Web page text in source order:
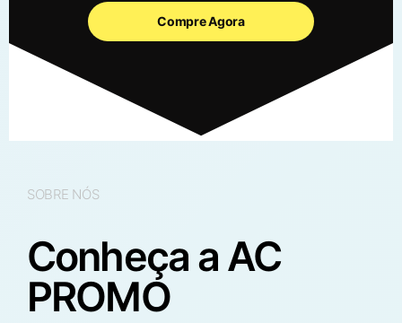
Compre Agora
SOBRE NÓS
Conheça a AC
PROMO